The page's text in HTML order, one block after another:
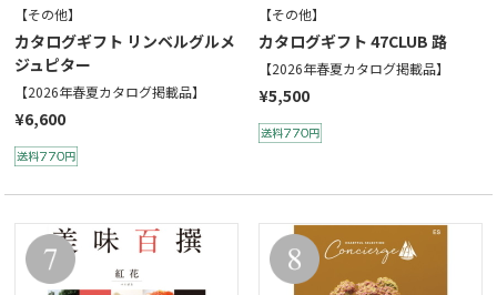
【その他】
カタログギフト リンベルグルメ
ジュピター
【2026年春夏カタログ掲載品】
¥6,600
【その他】
カタログギフト 47CLUB 路
【2026年春夏カタログ掲載品】
¥5,500